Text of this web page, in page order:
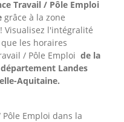
Travail / Pôle Emploi
grâce à la zone
Visualisez l'intégralité
les horaires
/ Pôle Emploi de la
Landes
Aquitaine.
Emploi dans la